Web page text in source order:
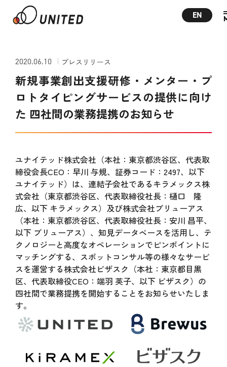
EN
2020.06.10 プレスリリース
新規事業創出支援研修・メンター・プ
ロトタイピングサービスの提供に向け
た 四社間の業務提携のお知らせ
ユナイテッド株式会社（本社：東京都渋谷区、代表取
締役会長CEO：早川 与規、証券コード：2497、以下
ユナイテッド）は、連結子会社であるキラメックス株
式会社（東京都渋谷区、代表取締役社長：樋口 隆
広、以下 キラメックス）及び株式会社ブリューアス
（本社：東京都渋谷区、代表取締役社長：安川 昌平、
以下 ブリューアス）、知見データベースを活用し、テ
クノロジーと高度なオペレーションでピンポイントに
マッチングする、スポットコンサル等の様々なサービ
スを運営する株式会社ビザスク（本社：東京都目黒
区、代表取締役CEO：端羽 英子、以下 ビザスク）の
四社間で業務提携を開始することをお知らせいたしま
す。